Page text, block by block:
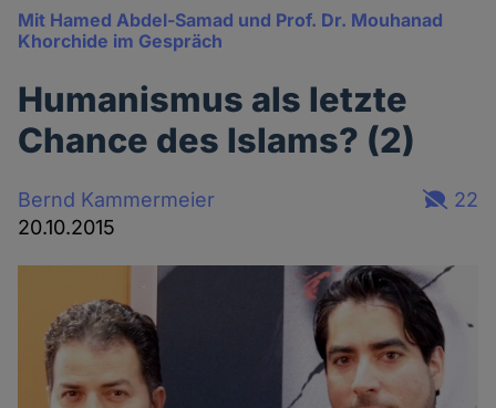
Mit Hamed Abdel-Samad und Prof. Dr. Mouhanad
Khorchide im Gespräch
Humanismus als letzte
Chance des Islams? (2)
Bernd Kammermeier
20.10.2015
22